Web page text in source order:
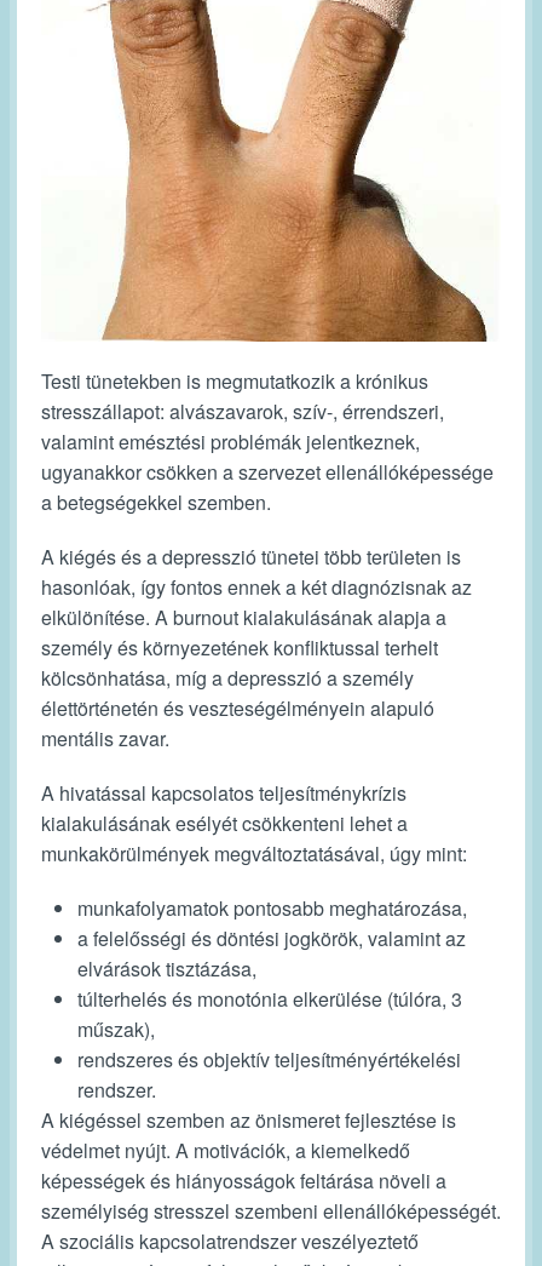
Testi tünetekben is megmutatkozik a krónikus
stresszállapot: alvászavarok, szív-, érrendszeri,
valamint emésztési problémák jelentkeznek,
ugyanakkor csökken a szervezet ellenállóképessége
a betegségekkel szemben.
A kiégés és a depresszió tünetei több területen is
hasonlóak, így fontos ennek a két diagnózisnak az
elkülönítése. A burnout kialakulásának alapja a
személy és környezetének konfliktussal terhelt
kölcsönhatása, míg a depresszió a személy
élettörténetén és veszteségélményein alapuló
mentális zavar.
A hivatással kapcsolatos teljesítménykrízis
kialakulásának esélyét csökkenteni lehet a
munkakörülmények megváltoztatásával, úgy mint:
munkafolyamatok pontosabb meghatározása,
a felelősségi és döntési jogkörök, valamint az
elvárások tisztázása,
túlterhelés és monotónia elkerülése (túlóra, 3
műszak),
rendszeres és objektív teljesítményértékelési
rendszer.
A kiégéssel szemben az önismeret fejlesztése is
védelmet nyújt. A motivációk, a kiemelkedő
képességek és hiányosságok feltárása növeli a
személyiség stresszel szembeni ellenállóképességét.
A szociális kapcsolatrendszer veszélyeztető